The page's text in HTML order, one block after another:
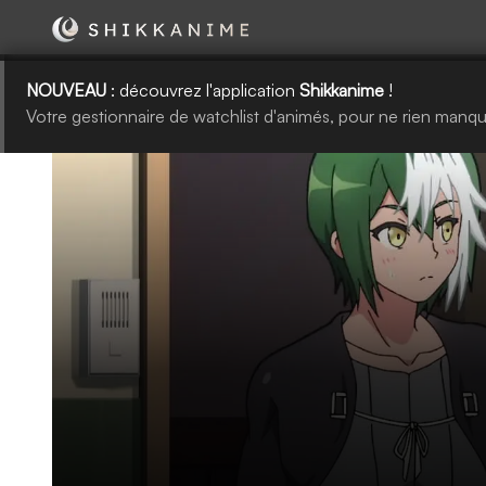
NOUVEAU : découvrez l'application Shikkanime !
Votre gestionnaire de watchlist d'animés, pour ne rien